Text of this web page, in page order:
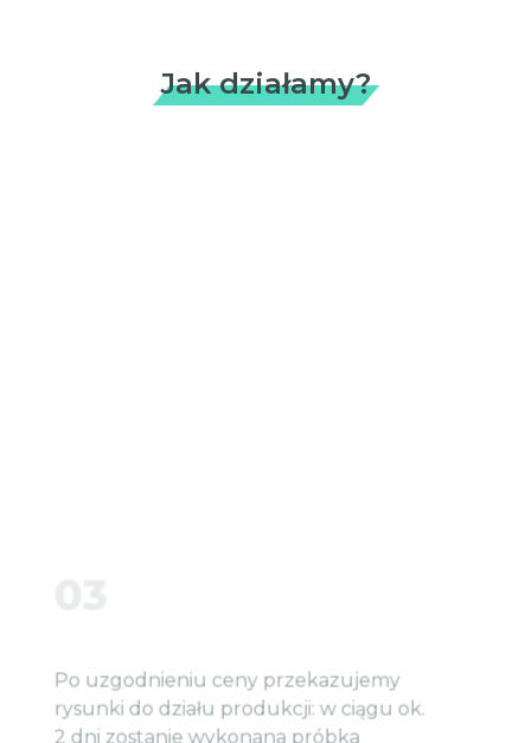
Jak działamy?
Po uzgodnieniu ceny przekazujemy
rysunki do działu produkcji: w ciągu ok.
2 dni zostanie wykonana próbka